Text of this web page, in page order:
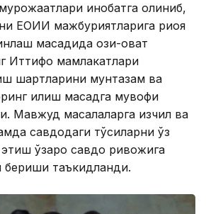
мурожаатлари инобатга олиниб,
ЕОИИ мажбуриятларига риоя
мақсадида озиқ-овқат
Иттифоқ мамлакатлари
шартларини мунтазам ва
қилиш мақсадга мувофиқ
Мавжуд масалаларга изчил ва
савдодаги тўсиқларни ўз
этиш ўзаро савдо ривожига
бериши таъкидланди.